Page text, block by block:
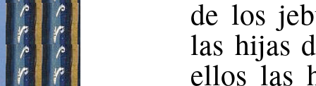
de los
las hijas
ellos las